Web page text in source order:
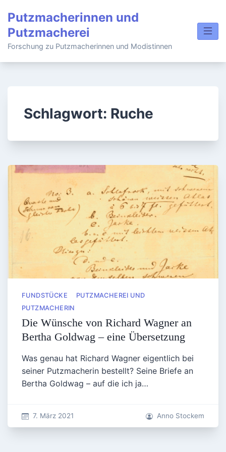
content
Putzmacherinnen und
Putzmacherei
Forschung zu Putzmacherinnen und Modistinnen
Schlagwort: Ruche
FUNDSTÜCKE
PUTZMACHEREI UND
PUTZMACHERIN
Die Wünsche von Richard Wagner an
Bertha Goldwag – eine Übersetzung
Was genau hat Richard Wagner eigentlich bei
seiner Putzmacherin bestellt? Seine Briefe an
Bertha Goldwag – auf die ich ja…
7. März 2021 Anno Stockem